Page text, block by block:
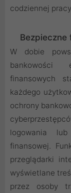
codziennej pracy.
Bezpieczne
W dobie
bankowości
finansowych
każdego
ochrony
logowania
finansowej.
przeglądarki
wyświetlane
przez osoby